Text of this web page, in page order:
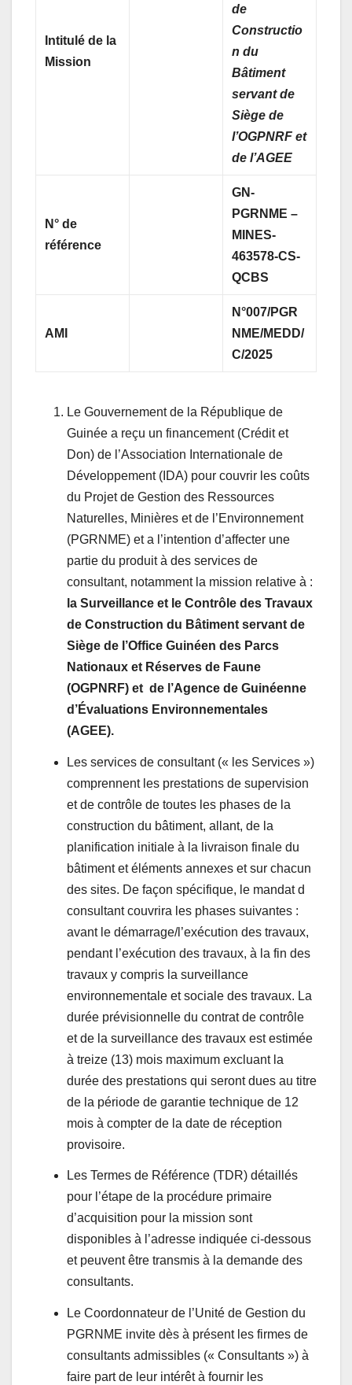
Intitulé de la
Mission
de
Constructio
n du
Bâtiment
servant de
Siège de
l’OGPNRF et
de l’AGEE
N° de
référence
GN-
PGRNME –
MINES-
463578-CS-
QCBS
AMI
N°007/PGR
NME/MEDD/
C/2025
Le Gouvernement de la République de
Guinée a reçu un financement (Crédit et
Don) de l’Association Internationale de
Développement (IDA) pour couvrir les coûts
du Projet de Gestion des Ressources
Naturelles, Minières et de l’Environnement
(PGRNME) et a l’intention d’affecter une
partie du produit à des services de
consultant, notamment la mission relative à :
la Surveillance et le Contrôle des Travaux
de Construction du Bâtiment servant de
Siège de l’Office Guinéen des Parcs
Nationaux et Réserves de Faune
(OGPNRF) et de l’Agence de Guinéenne
d’Évaluations Environnementales
(AGEE).
Les services de consultant (« les Services »)
comprennent les prestations de supervision
et de contrôle de toutes les phases de la
construction du bâtiment, allant, de la
planification initiale à la livraison finale du
bâtiment et éléments annexes et sur chacun
des sites. De façon spécifique, le mandat d
consultant couvrira les phases suivantes :
avant le démarrage/l’exécution des travaux,
pendant l’exécution des travaux, à la fin des
travaux y compris la surveillance
environnementale et sociale des travaux. La
durée prévisionnelle du contrat de contrôle
et de la surveillance des travaux est estimée
à treize (13) mois maximum excluant la
durée des prestations qui seront dues au titre
de la période de garantie technique de 12
mois à compter de la date de réception
provisoire.
Les Termes de Référence (TDR) détaillés
pour l’étape de la procédure primaire
d’acquisition pour la mission sont
disponibles à l’adresse indiquée ci-dessous
et peuvent être transmis à la demande des
consultants.
Le Coordonnateur de l’Unité de Gestion du
PGRNME invite dès à présent les firmes de
consultants admissibles (« Consultants ») à
faire part de leur intérêt à fournir les